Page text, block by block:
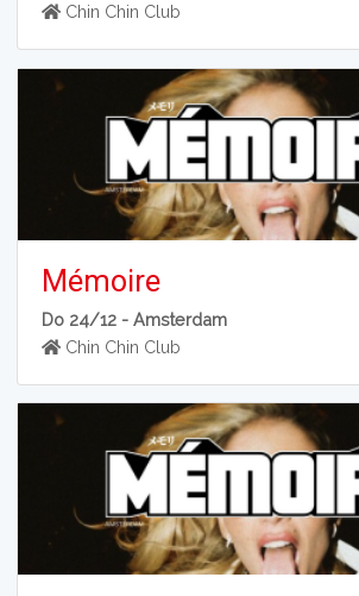
Chin Chin Club
Mémoire
Do 24/12 -Amsterdam
Chin Chin Club